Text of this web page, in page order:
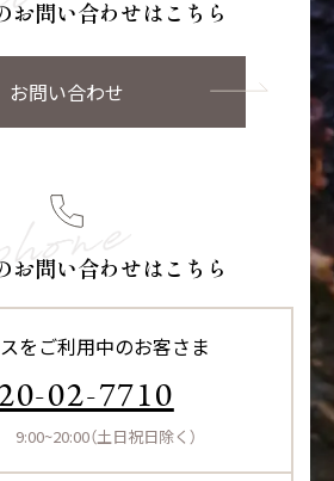
お問い合わせはこちら
お問い合わせ
お問い合わせはこちら
をご利用中のお客さま
02-7710
（土日祝日除く）